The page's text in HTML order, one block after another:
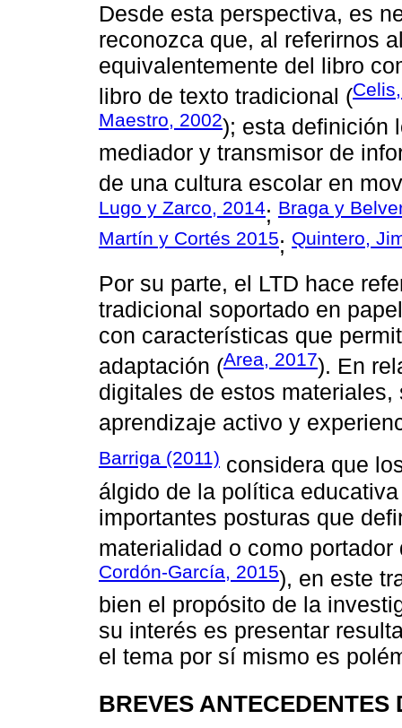
Desde esta perspectiva, es
reconozca que, al referirnos
equivalentemente del libro
libro de texto tradicional (
Maestro, 2002); esta definición
mediador y transmisor de
de una cultura escolar en
Lugo y Zarco, 2014; Braga y
Martín y Cortés 2015; Quintero,
Por su parte, el LTD hace
tradicional soportado en
con características que
adaptación (Area, 2017). En
digitales de estos
aprendizaje activo y
Barriga (2011) considera que
álgido de la política
importantes posturas que
materialidad o como portador
Cordón-García, 2015), en este
bien el propósito de la
su interés es presentar
el tema por sí mismo es
BREVES ANTECEDENTES